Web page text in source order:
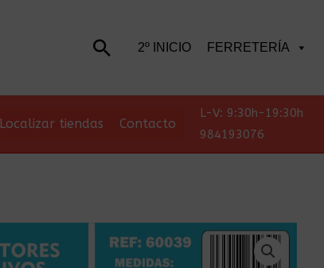
Buscar2º INICIO FERRETERÍA
Localizar tiendas Contacto
L-V: 9:30h-19:30h
984193076